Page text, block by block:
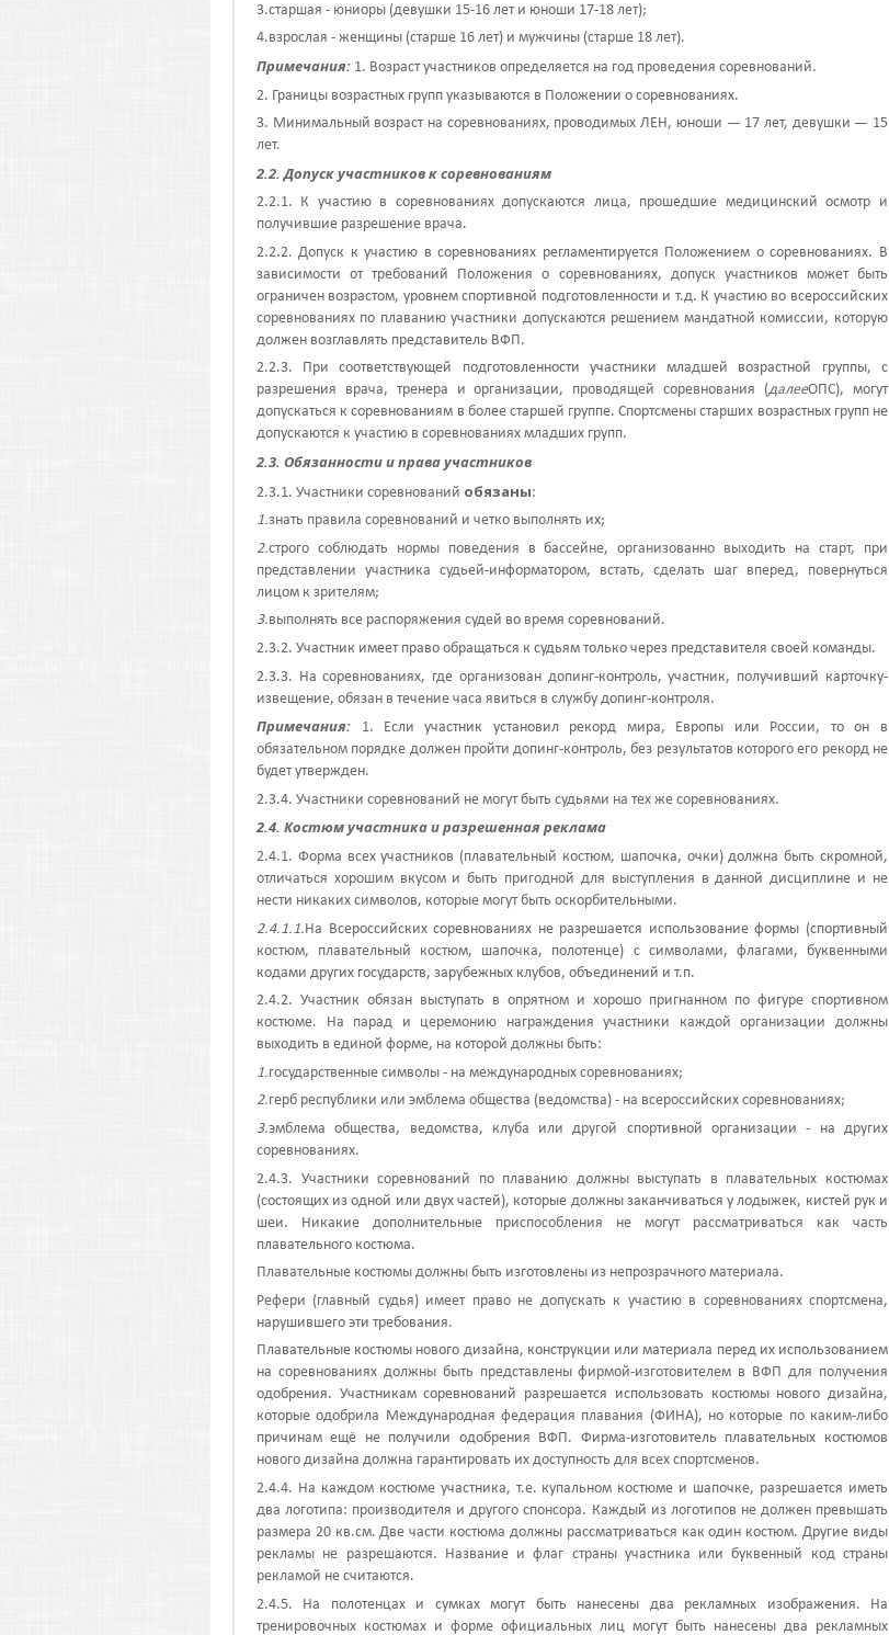
3.старшая - юниоры (девушки 15-16 лет и юноши 17-18 лет);
4.взрослая - женщины (старше 16 лет) и мужчины (старше 18 лет).
Примечания: 1. Возраст участников определяется на год проведения соревнований.
2. Границы возрастных групп указываются в Положении о соревнованиях.
3. Минимальный возраст на соревнованиях, проводимых ЛЕН, юноши — 17 лет, девушки — 15
лет.
2.2. Допуск участников к соревнованиям
2.2.1. К участию в соревнованиях допускаются лица, прошедшие медицинский осмотр и
получившие разрешение врача.
2.2.2. Допуск к участию в соревнованиях регламентируется Положением о соревнованиях. В
зависимости от требований Положения о соревнованиях, допуск участников может быть
ограничен возрастом, уровнем спортивной подготовленности и т.д. К участию во всероссийских
соревнованиях по плаванию участники допускаются решением мандатной комиссии, которую
должен возглавлять представитель ВФП.
2.2.3. При соответствующей подготовленности участники младшей возрастной группы, с
разрешения врача, тренера и организации, проводящей соревнования (далееОПС), могут
допускаться к соревнованиям в более старшей группе. Спортсмены старших возрастных групп не
допускаются к участию в соревнованиях младших групп.
2.3. Обязанности и права участников
2.3.1. Участники соревнований обязаны:
1.знать правила соревнований и четко выполнять их;
2.строго соблюдать нормы поведения в бассейне, организованно выходить на старт, при
представлении участника судьей-информатором, встать, сделать шаг вперед, повернуться
лицом к зрителям;
3.выполнять все распоряжения судей во время соревнований.
2.3.2. Участник имеет право обращаться к судьям только через представителя своей команды.
2.3.3. На соревнованиях, где организован допинг-контроль, участник, получивший карточку-
извещение, обязан в течение часа явиться в службу допинг-контроля.
Примечания:
1. Если участник установил рекорд мира, Европы или России, то он в
обязательном порядке должен пройти допинг-контроль, без результатов которого его рекорд не
будет утвержден.
2.3.4. Участники соревнований не могут быть судьями на тех же соревнованиях.
2.4. Костюм участника и разрешенная реклама
2.4.1. Форма всех участников (плавательный костюм, шапочка, очки) должна быть скромной,
отличаться хорошим вкусом и быть пригодной для выступления в данной дисциплине и не
нести никаких символов, которые могут быть оскорбительными.
2.4.1.1.На Всероссийских соревнованиях не разрешается использование формы (спортивный
костюм, плавательный костюм, шапочка, полотенце) с символами, флагами, буквенными
кодами других государств, зарубежных клубов, объединений и т.п.
2.4.2. Участник обязан выступать в опрятном и хорошо пригнанном по фигуре спортивном
костюме. На парад и церемонию награждения участники каждой организации должны
выходить в единой форме, на которой должны быть:
1.государственные символы - на международных соревнованиях;
2.герб республики или эмблема общества (ведомства) - на всероссийских соревнованиях;
3.эмблема общества, ведомства, клуба или другой спортивной организации - на других
соревнованиях.
2.4.3. Участники соревнований по плаванию должны выступать в плавательных костюмах
(состоящих из одной или двух частей), которые должны заканчиваться у лодыжек, кистей рук и
шеи. Никакие дополнительные приспособления не могут рассматриваться как часть
плавательного костюма.
Плавательные костюмы должны быть изготовлены из непрозрачного материала.
Рефери (главный судья) имеет право не допускать к участию в соревнованиях спортсмена,
нарушившего эти требования.
Плавательные костюмы нового дизайна, конструкции или материала перед их использованием
на соревнованиях должны быть представлены фирмой-изготовителем в ВФП для получения
одобрения. Участникам соревнований разрешается использовать костюмы нового дизайна,
которые одобрила Международная федерация плавания (ФИНА), но которые по каким-либо
причинам ещё не получили одобрения ВФП. Фирма-изготовитель плавательных костюмов
нового дизайна должна гарантировать их доступность для всех спортсменов.
2.4.4. На каждом костюме участника, т.е. купальном костюме и шапочке, разрешается иметь
два логотипа: производителя и другого спонсора. Каждый из логотипов не должен превышать
размера 20 кв.см. Две части костюма должны рассматриваться как один костюм. Другие виды
рекламы не разрешаются. Название и флаг страны участника или буквенный код страны
рекламой не считаются.
2.4.5. На полотенцах и сумках могут быть нанесены два рекламных изображения. На
тренировочных костюмах и форме официальных лиц могут быть нанесены два рекламных